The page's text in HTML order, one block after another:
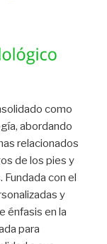
como
abordando
relacionados
de los pies y
con el
y
énfasis en la
para